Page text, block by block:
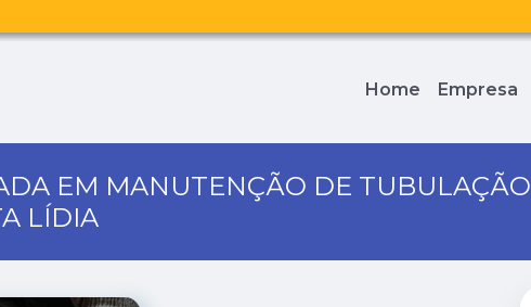
Home Empresa
EM MANUTENÇÃO DE TUBULAÇÃO
LÍDIA